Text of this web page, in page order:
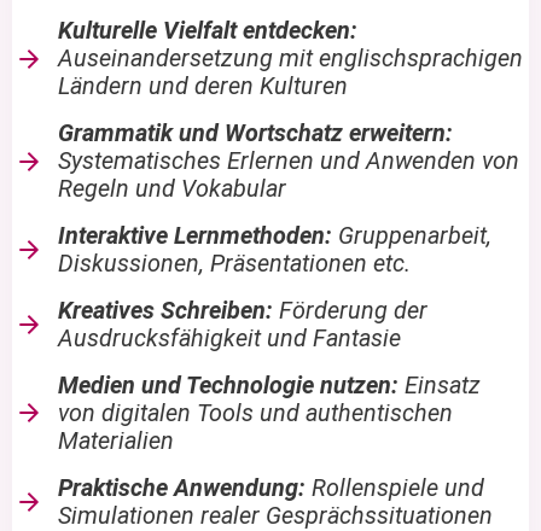
Kulturelle Vielfalt entdecken:
Auseinandersetzung mit englischsprachigen
Ländern und deren Kulturen
Grammatik und Wortschatz erweitern:
Systematisches Erlernen und Anwenden von
Regeln und Vokabular
Interaktive Lernmethoden: Gruppenarbeit,
Diskussionen, Präsentationen etc.
Kreatives Schreiben: Förderung der
Ausdrucksfähigkeit und Fantasie
Medien und Technologie nutzen: Einsatz
von digitalen Tools und authentischen
Materialien
Praktische Anwendung: Rollenspiele und
Simulationen realer Gesprächssituationen